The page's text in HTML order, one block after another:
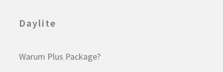
Daylite
Warum Plus Package?